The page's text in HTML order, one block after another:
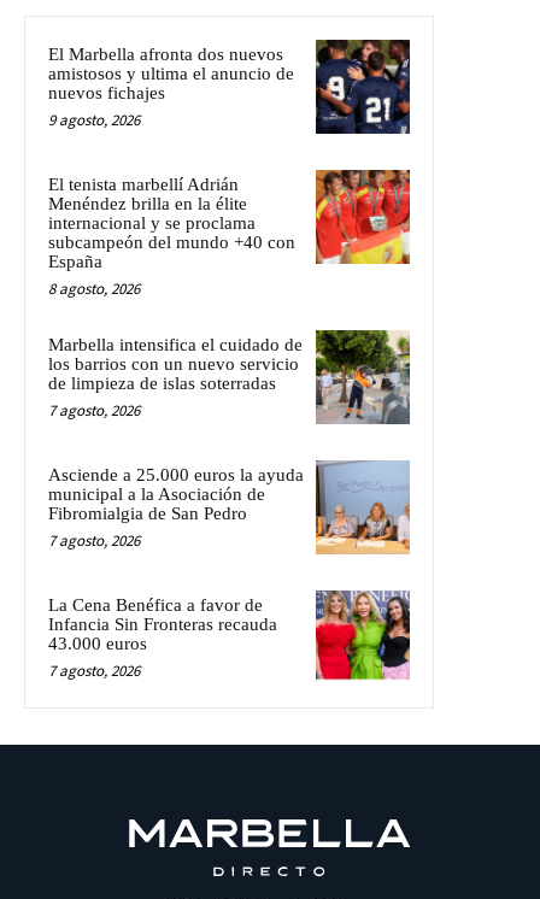
El Marbella afronta dos nuevos
amistosos y ultima el anuncio de
nuevos fichajes
9 agosto, 2026
El tenista marbellí Adrián
Menéndez brilla en la élite
internacional y se proclama
subcampeón del mundo +40 con
España
8 agosto, 2026
Marbella intensifica el cuidado de
los barrios con un nuevo servicio
de limpieza de islas soterradas
7 agosto, 2026
Asciende a 25.000 euros la ayuda
municipal a la Asociación de
Fibromialgia de San Pedro
7 agosto, 2026
La Cena Benéfica a favor de
Infancia Sin Fronteras recauda
43.000 euros
7 agosto, 2026